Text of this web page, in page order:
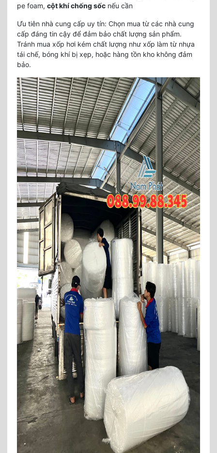
pe foam, cột khí chống sốc nếu cần
Ưu tiên nhà cung cấp uy tín: Chọn mua từ các nhà cung
cấp đáng tin cậy để đảm bảo chất lượng sản phẩm.
Tránh mua xốp hơi kém chất lượng như xốp làm từ nhựa
tái chế, bóng khí bị xẹp, hoặc hàng tồn kho không đảm
bảo.